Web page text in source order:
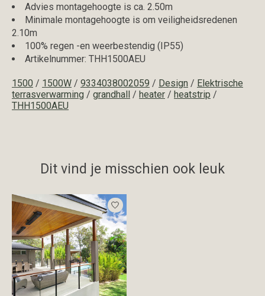
Advies montagehoogte is ca. 2.50m
Minimale montagehoogte is om veiligheidsredenen
2.10m
100% regen -en weerbestendig (IP55)
Artikelnummer: THH1500AEU
1500 / 1500W / 9334038002059 / Design / Elektrische
terrasverwarming / grandhall / heater / heatstrip /
THH1500AEU
Dit vind je misschien ook leuk
Items van productcarrousel